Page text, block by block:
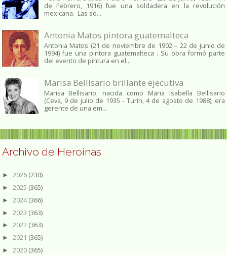
de Febrero, 1916) fue una soldadera en la revolución
mexicana. Las so...
Antonia Matos pintora guatemalteca
Antonia Matos (21 de noviembre de 1902 – 22 de junio de
1994) fue una pintora guatemalteca . Su obra formó parte
del evento de pintura en el...
Marisa Bellisario brillante ejecutiva
Marisa Bellisario, nacida como Maria Isabella Bellisario
(Ceva, 9 de julio de 1935 - Turín, 4 de agosto de 1988), era
gerente de una em...
Archivo de Heroinas
► 2026 (230)
► 2025 (365)
► 2024(366)
► 2023 (363)
► 2022 (363)
► 2021 (365)
► 2020 (365)